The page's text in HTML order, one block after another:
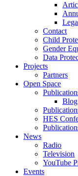
Contact
Child
Gender
Data
Projects
Partners
Open Space
Blog
HES
News
Radio
Television
YouTube
Events